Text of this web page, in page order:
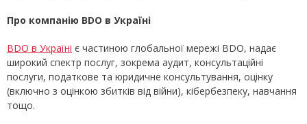
Про компанію BDO в Україні
BDO в Україні є частиною глобальної мережі BDO, надає
широкий спектр послуг, зокрема аудит, консультаційні
послуги, податкове та юридичне консультування, оцінку
(включно з оцінкою збитків від війни), кібербезпеку, навчання
тощо.